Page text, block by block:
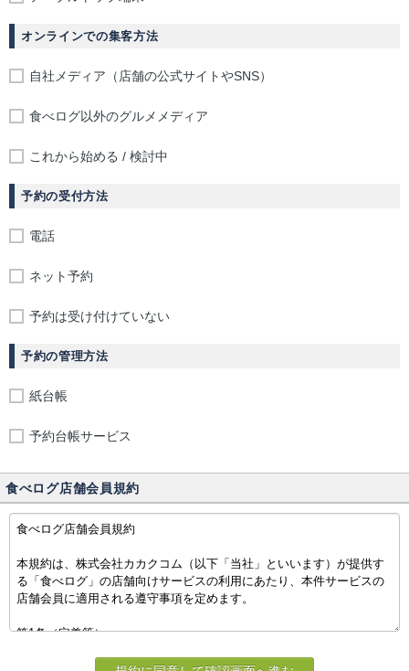
オンラインでの集客方法
自社メディア（店舗の公式サイトやSNS）
食べログ以外のグルメメディア
これから始める / 検討中
予約の受付方法
電話
ネット予約
予約は受け付けていない
予約の管理方法
紙台帳
予約台帳サービス
食べログ店舗会員規約